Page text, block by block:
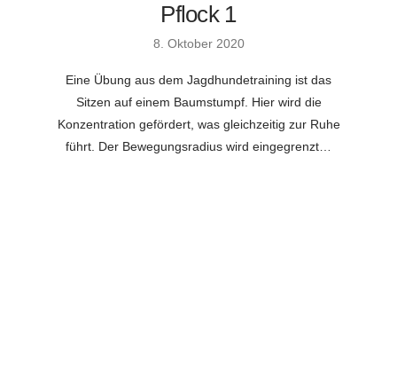
Pflock 1
8. Oktober 2020
Eine Übung aus dem Jagdhundetraining ist das
Sitzen auf einem Baumstumpf. Hier wird die
Konzentration gefördert, was gleichzeitig zur Ruhe
führt. Der Bewegungsradius wird eingegrenzt…